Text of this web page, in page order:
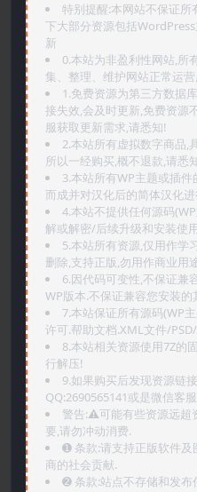
特别提醒:本网站不保证
下大部分资源包括
新
0.本站为非盈利性网站,所
集、整理、维护网站正常运
1.免费资源为第三方数据
接失效,会及时更新,免费资源
服获取更新需求,请悉知!
2.本站所有虚拟数字商品,
所以一经购买,概不退款,请悉
3.本站所有WP主题或插
而成并对汉化后的简体汉化
4.本站不提供任何源码
解或解密/后续升级和安装使
5.本站所有资源,仅用作学
删除,支持正版,勿用作商业用
6.因代码可变性,不保证兼
WP版本.不保证兼容您安装的
7.本站保证所有源码(WP
许可.帮助文档.XML文件/
8.本站相关资源使用7Z的
行解压!
9.如果购买后发现资源链
QQ:2690565141或是微信客
警告:⚠️可能有些资源远超
要,请勿冲动消费.
➊️ 条款:请支持正版软件及
商的社会贡献.
➋️ 条款:站点不存储和发布